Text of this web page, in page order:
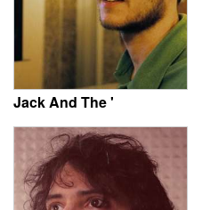
Jack And The '